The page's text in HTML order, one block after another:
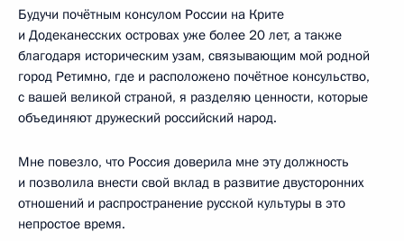
Будучи почётным консулом России на Крите
и Додеканесских островах уже более 20 лет, а также
благодаря историческим узам, связывающим мой родной
город Ретимно, где и расположено почётное консульство,
с вашей великой страной, я разделяю ценности, которые
объединяют дружеский российский народ.
Мне повезло, что Россия доверила мне эту должность
и позволила внести свой вклад в развитие двусторонних
отношений и распространение русской культуры в это
непростое время.